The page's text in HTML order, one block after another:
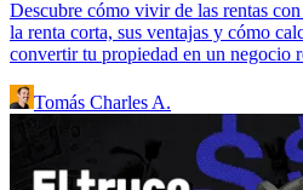
Descubre cómo vivir de las rentas
la renta corta, sus ventajas y cómo
convertir tu propiedad en un negocio
Tomás Charles A.